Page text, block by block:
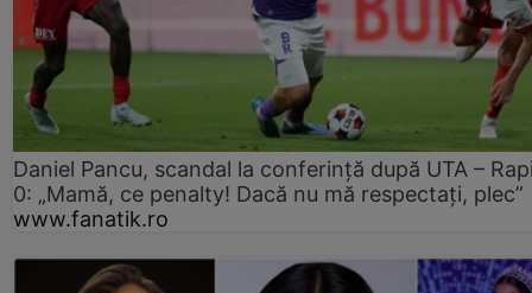
Daniel Pancu, scandal la conferință după UTA –
0: „Mamă, ce penalty! Dacă nu mă respectați, plec”
www.fanatik.ro